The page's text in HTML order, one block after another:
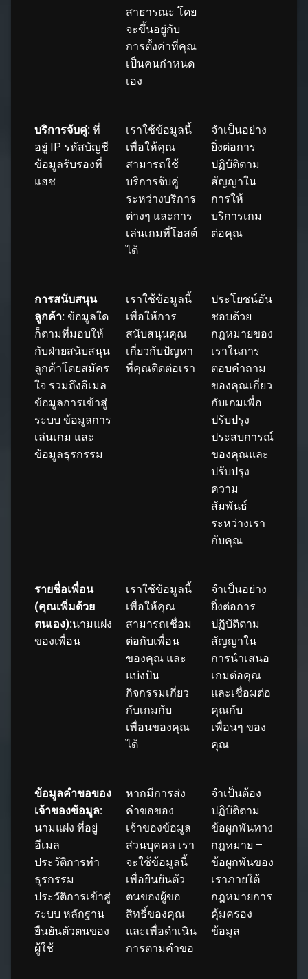
สาธารณะ โดย
จะขึ้นอยู่กับ
การตั้งค่าที่คุณ
เป็นคนกำหนด
เอง
บริการจับคู่: ที่
อยู่ IP รหัสบัญชี
ข้อมูลรับรองที่
แฮช
เราใช้ข้อมูลนี้
เพื่อให้คุณ
สามารถใช้
บริการจับคู่
ระหว่างบริการ
ต่างๆ และการ
เล่นเกมที่โฮสต์
ได้
จำเป็นอย่าง
ยิ่งต่อการ
ปฏิบัติตาม
สัญญาใน
การให้
บริการเกม
ต่อคุณ
การสนับสนุน
ลูกค้า: ข้อมูลใด
ก็ตามที่มอบให้
กับฝ่ายสนับสนุน
ลูกค้าโดยสมัคร
ใจ รวมถึงอีเมล
ข้อมูลการเข้าสู่
ระบบ ข้อมูลการ
เล่นเกม และ
ข้อมูลธุรกรรม
เราใช้ข้อมูลนี้
เพื่อให้การ
สนับสนุนคุณ
เกี่ยวกับปัญหา
ที่คุณติดต่อเรา
ประโยชน์อัน
ชอบด้วย
กฎหมายของ
เราในการ
ตอบคำถาม
ของคุณเกี่ยว
กับเกมเพื่อ
ปรับปรุง
ประสบการณ์
ของคุณและ
ปรับปรุง
ความ
สัมพันธ์
ระหว่างเรา
กับคุณ
รายชื่อเพื่อน
(คุณเพิ่มด้วย
ตนเอง):นามแฝง
ของเพื่อน
เราใช้ข้อมูลนี้
เพื่อให้คุณ
สามารถเชื่อม
ต่อกับเพื่อน
ของคุณ และ
แบ่งปัน
กิจกรรมเกี่ยว
กับเกมกับ
เพื่อนของคุณ
ได้
จำเป็นอย่าง
ยิ่งต่อการ
ปฏิบัติตาม
สัญญาใน
การนำเสนอ
เกมต่อคุณ
และเชื่อมต่อ
คุณกับ
เพื่อนๆ ของ
คุณ
ข้อมูลคำขอของ
เจ้าของข้อมูล:
นามแฝง ที่อยู่
อีเมล
ประวัติการทำ
ธุรกรรม
ประวัติการเข้าสู่
ระบบ หลักฐาน
ยืนยันตัวตนของ
ผู้ใช้
หากมีการส่ง
คำขอของ
เจ้าของข้อมูล
ส่วนบุคคล เรา
จะใช้ข้อมูลนี้
เพื่อยืนยันตัว
ตนของผู้ขอ
สิทธิ์ของคุณ
และเพื่อดำเนิน
การตามคำขอ
จำเป็นต้อง
ปฏิบัติตาม
ข้อผูกพันทาง
กฎหมาย –
ข้อผูกพันของ
เราภายใต้
กฎหมายการ
คุ้มครอง
ข้อมูล